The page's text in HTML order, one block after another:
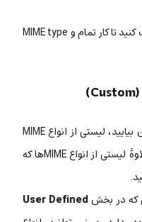
کلیک کنید تا کار تمام و MIME type
در همان صفحۀ MIME Types که پایین بیایید، لیستی از انواع MIME
سفارشی (که خودتان ساخته‌اید)، به‌علاوۀ لیستی از انواع MIMEها که
User Defined